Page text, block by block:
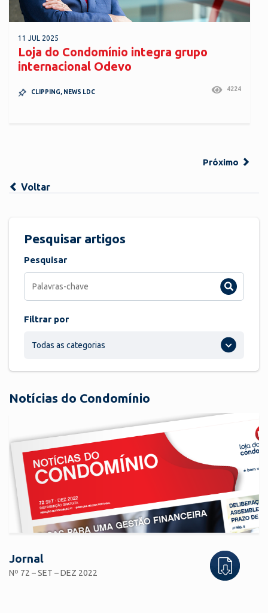
11 JUL 2025
Loja do Condomínio integra grupo
internacional Odevo
CLIPPING, NEWS LDC 4224
Próximo
Voltar
Pesquisar artigos
Pesquisar
Filtrar por
Todas as categorias
Notícias do Condomínio
Jornal
Nº 72 – SET – DEZ 2022